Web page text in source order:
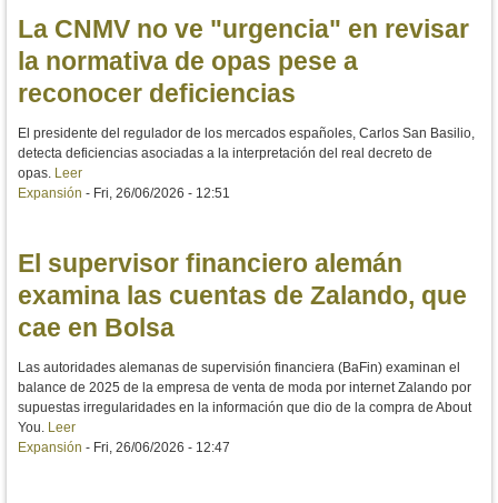
La CNMV no ve "urgencia" en revisar
la normativa de opas pese a
reconocer deficiencias
El presidente del regulador de los mercados españoles, Carlos San Basilio,
detecta deficiencias asociadas a la interpretación del real decreto de
opas. Leer
Expansión - Fri, 26/06/2026 - 12:51
El supervisor financiero alemán
examina las cuentas de Zalando, que
cae en Bolsa
Las autoridades alemanas de supervisión financiera (BaFin) examinan el
balance de 2025 de la empresa de venta de moda por internet Zalando por
supuestas irregularidades en la información que dio de la compra de About
You. Leer
Expansión - Fri, 26/06/2026 - 12:47